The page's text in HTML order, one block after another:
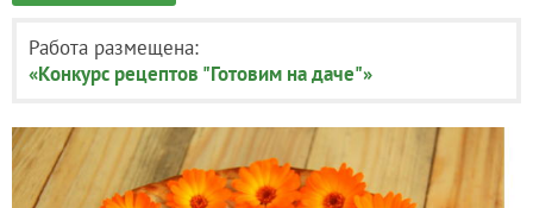
Работа размещена:
«Конкурс рецептов "Готовим на даче"»